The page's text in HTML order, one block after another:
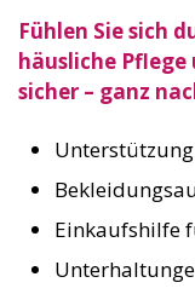
Fühlen Sie sich
häusliche
sicher – ganz
Einkaufshilfe